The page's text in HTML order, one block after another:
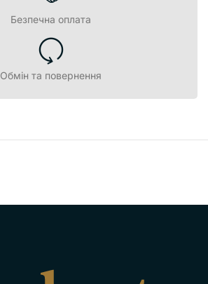
Безпечна оплата
Обмін та повернення